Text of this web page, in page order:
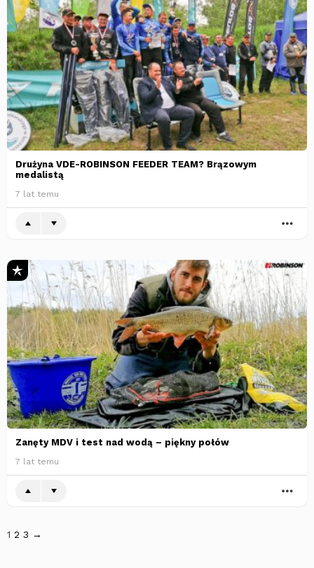
Drużyna VDE-ROBINSON FEEDER TEAM? Brązowym
medalistą
7 lat temu
Zanęty MDV i test nad wodą – piękny połów
7 lat temu
1 2 3 →